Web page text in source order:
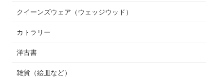
クイーンズウェア（ウェッジウッド）
カトラリー
洋古書
雑貨（絵皿など）